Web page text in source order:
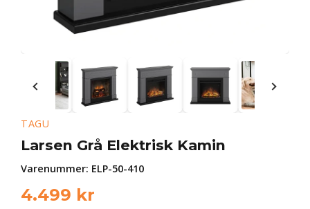
TAGU
Larsen Grå Elektrisk Kamin
Varenummer: ELP-50-410
4.499 kr